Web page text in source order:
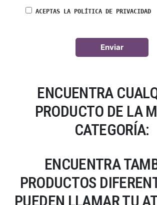
ACEPTAS LA POLÍTICA DE PRIVACIDAD
ENCUENTRA
PRODUCTO DE LA
CATEGORÍA:
ENCUENTRA
PRODUCTOS